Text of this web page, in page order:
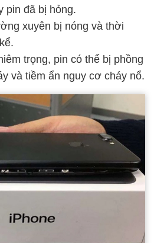
pin đã bị hỏng.
xuyên bị nóng và thời
trọng, pin có thể bị phồng
và tiềm ẩn nguy cơ cháy nổ.